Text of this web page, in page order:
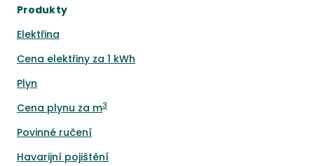
Produkty
Elektřina
Cena elektřiny za 1 kWh
Plyn
Cena plynu za m3
Povinné ručení
Havarijní pojištění